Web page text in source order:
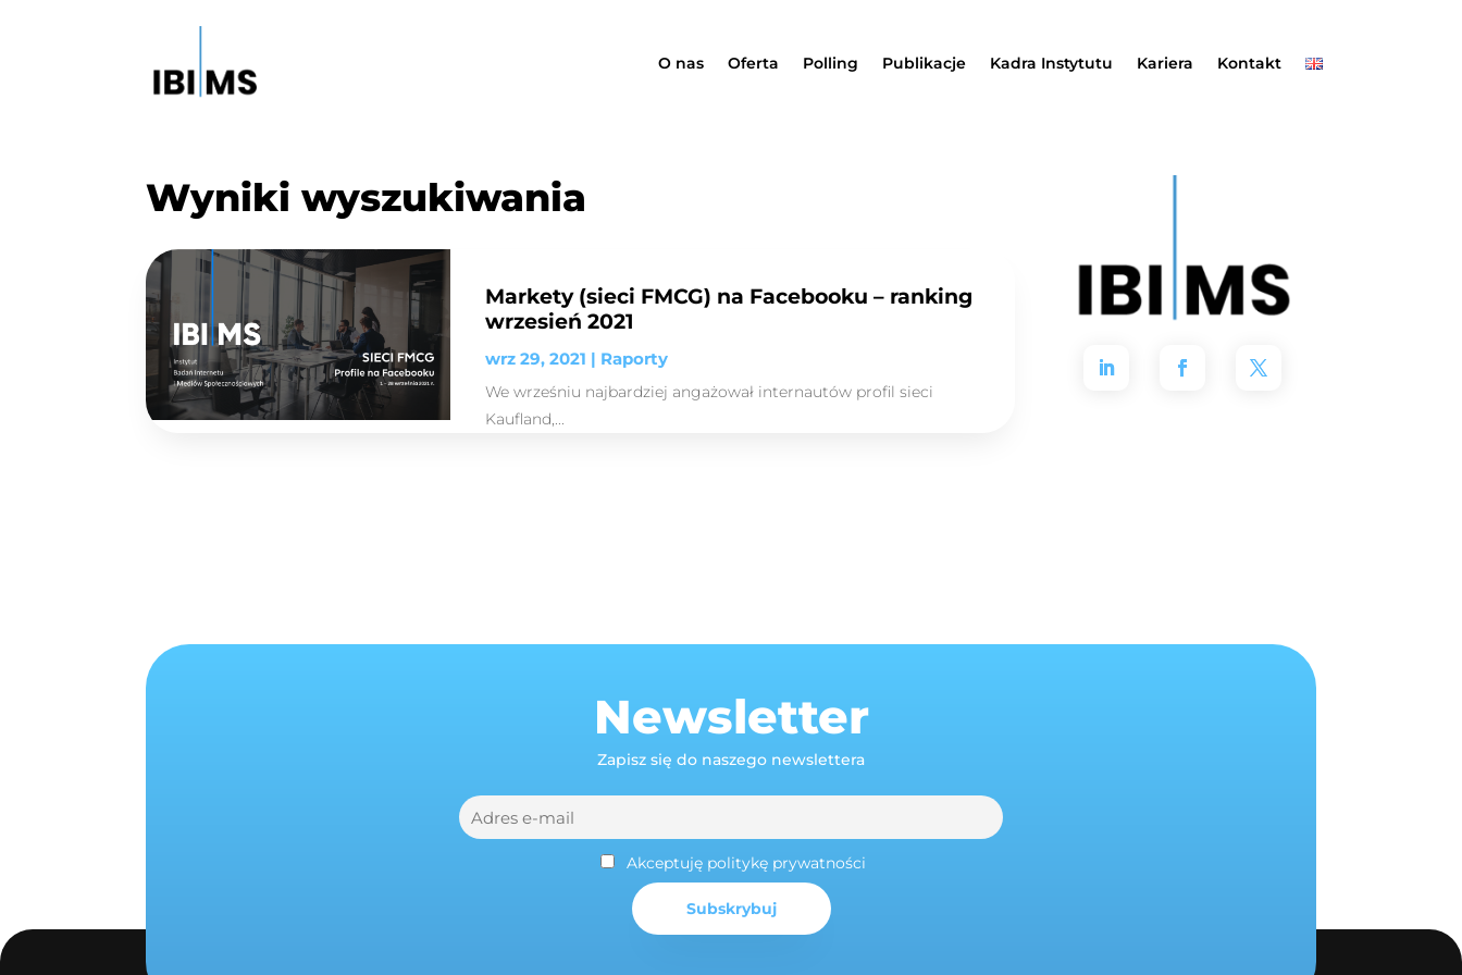
O nas Oferta Polling Publikacje Kadra Instytutu Kariera Kontakt
Wyniki wyszukiwania
Markety (sieci FMCG) na Facebooku – ranking
wrzesień 2021
wrz 29, 2021 | Raporty
We wrześniu najbardziej angażował internautów profil sieci
Kaufland,...
Newsletter
Zapisz się do naszego newslettera
Akceptuję politykę prywatności